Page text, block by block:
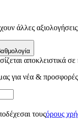
άλλες
αποκλειστικά
για νέα &
τουςόρους